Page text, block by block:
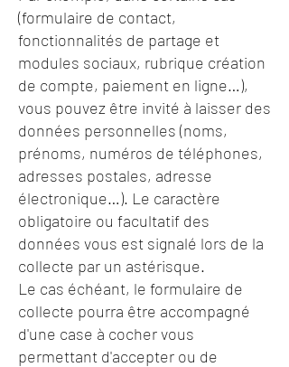
(formulaire de contact,
fonctionnalités de partage et
modules sociaux, rubrique création
de compte, paiement en ligne…),
vous pouvez être invité à laisser des
données personnelles (noms,
prénoms, numéros de téléphones,
adresses postales, adresse
électronique…). Le caractère
obligatoire ou facultatif des
données vous est signalé lors de la
collecte par un astérisque.
Le cas échéant, le formulaire de
collecte pourra être accompagné
d'une case à cocher vous
permettant d'accepter ou de